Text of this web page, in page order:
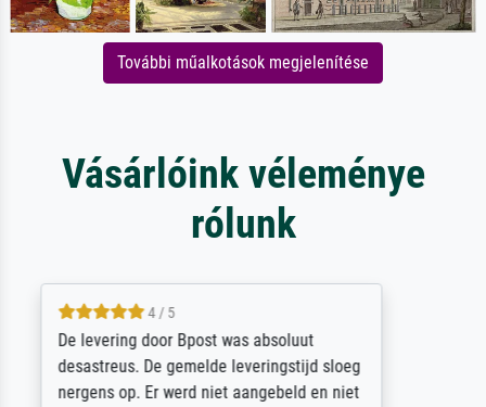
További műalkotások megjelenítése
Vásárlóink véleménye
rólunk
Sehr gute Qualität des Leinwanddrucks und
des Rahmens! Unser Bild wurde sehr
sorgfältig und sicher verpackt, so dass es